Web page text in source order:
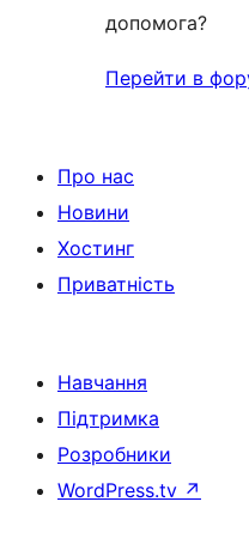
допомога?
Перейти в
Про нас
Новини
Хостинг
Приватність
Навчання
Підтримка
Розробники
WordPress.tv ↗